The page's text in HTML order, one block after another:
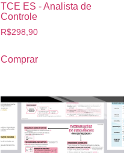
TCE ES - Analista de
Controle
R$298,90
Comprar